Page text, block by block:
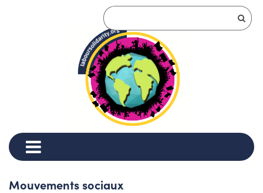
Mouvements sociaux